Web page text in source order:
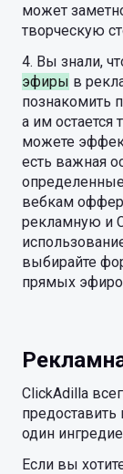
может
творческую
4. Вы знали,
эфиры в
познакомить
а им остается
можете
есть важная
вебкам
рекламную и
выбирайте
прямых
ClickAdilla
один
Если вы